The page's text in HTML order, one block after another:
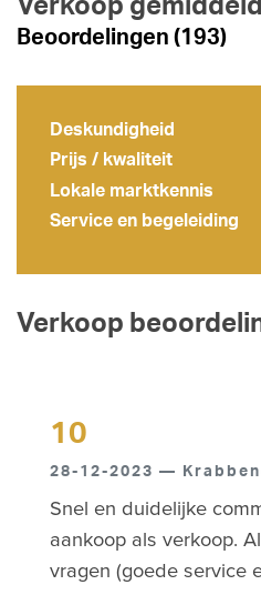
Verkoop
Beoordelingen (193)
Deskundigheid
Prijs / kwaliteit
Lokale marktkennis
Service en begeleiding
Verkoop
10
28-12-2023 —
Snel en duidelijke
aankoop als verkoop.
vragen (goede service